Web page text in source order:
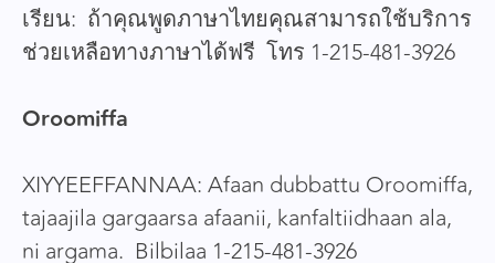
เรียน: ถ้าคุณพูดภาษาไทยคุณสามารถใช้บริการ
ช่วยเหลือทางภาษาได้ฟรี โทร 1-215-481-3926
Oroomiffa
XIYYEEFFANNAA: Afaan dubbattu Oroomiffa,
tajaajila gargaarsa afaanii, kanfaltiidhaan ala,
ni argama. Bilbilaa 1-215-481-3926